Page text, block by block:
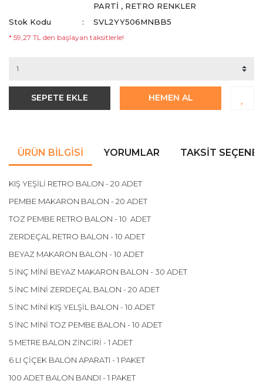
PARTI , RETRO RENKLER
Stok Kodu
SVL2YY506MNBB5
* 59,27 TL den başlayan taksitlerle!
SEPETE EKLE HEMEN AL
ÜRÜN BILGISI YORUMLAR TAKSIT
KIŞ YEŞİLİ RETRO BALON - 20 ADET
PEMBE MAKARON BALON - 20 ADET
TOZ PEMBE RETRO BALON - 10 ADET
ZERDEÇAL RETRO BALON - 10 ADET
BEYAZ MAKARON BALON - 10 ADET
5 İNÇ MİNİ BEYAZ MAKARON BALON - 30 ADET
5 İNC MİNİ ZERDEÇAL BALON - 20 ADET
5 İNC MİNİ KIŞ YELŞİL BALON - 10 ADET
5 İNC MİNİ TOZ PEMBE BALON - 10 ADET
5 METRE BALON ZİNCİRİ - 1 ADET
6 LI ÇİÇEK BALON APARATI - 1 PAKET
100 ADET BALON BANDI - 1 PAKET